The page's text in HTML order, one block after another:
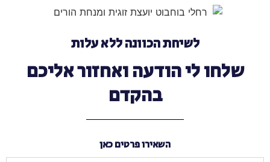
לשיחת הכוונה ללא עלות
שלחו לי הודעה ואחזור אליכם
בהקדם
השאירו פרטים כאן